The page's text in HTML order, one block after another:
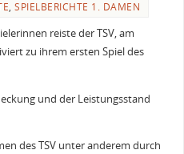
,SPIELBERICHTE 1. DAMEN
reiste der TSV, am
zu ihrem ersten Spiel des
und der Leistungsstand
des TSV unter anderem durch